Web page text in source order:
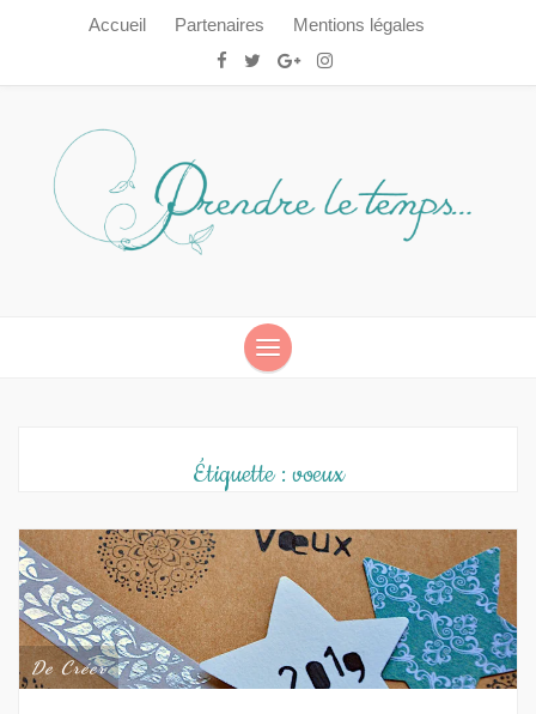
Accueil Partenaires Mentions légales
Étiquette : voeux
De Créer